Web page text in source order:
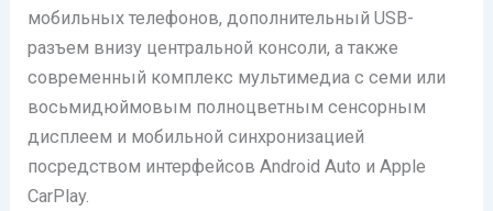
мобильных телефонов, дополнительный USB-
разъем внизу центральной консоли, а также
современный комплекс мультимедиа с семи или
восьмидюймовым полноцветным сенсорным
дисплеем и мобильной синхронизацией
посредством интерфейсов Android Auto и Apple
CarPlay.